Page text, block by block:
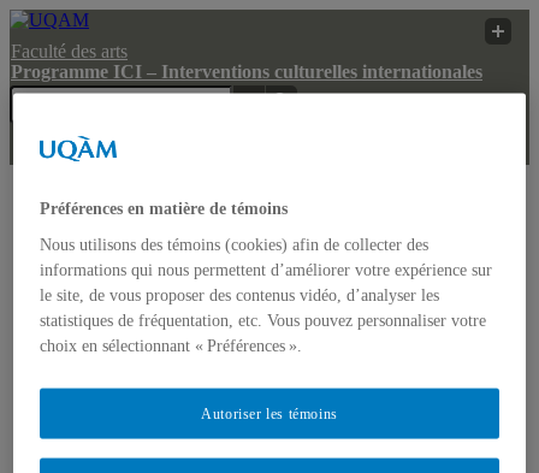
Faculté des arts
Programme ICI – Interventions culturelles internationales
UQAM
Programme ICI –
culturelles
internationales
web
Programme ICI – Interventions culturelles
internationales
Préférences en matière de témoins
Nous utilisons des témoins (cookies) afin de collecter des
informations qui nous permettent d’améliorer votre expérience sur
le site, de vous proposer des contenus vidéo, d’analyser les
statistiques de fréquentation, etc. Vous pouvez personnaliser votre
choix en sélectionnant « Préférences ».
Autoriser les témoins